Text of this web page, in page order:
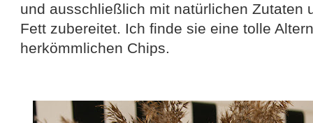
und ausschließlich mit natürlichen Zutaten
Fett zubereitet. Ich finde sie eine tolle
herkömmlichen Chips.